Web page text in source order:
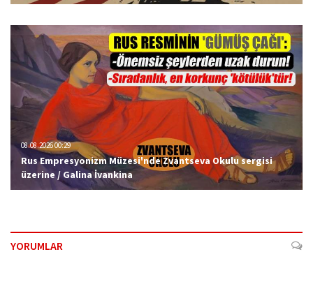
08.08.2026 00:29
Rus Empresyonizm Müzesi'nde Zvantseva Okulu sergisi
üzerine / Galina İvankina
YORUMLAR